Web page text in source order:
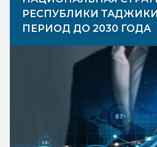
РЕСПУБЛИКИ
ПЕРИОД ДО 2030 ГОДА